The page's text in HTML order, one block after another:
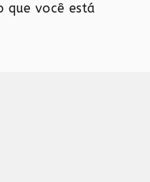
que você está